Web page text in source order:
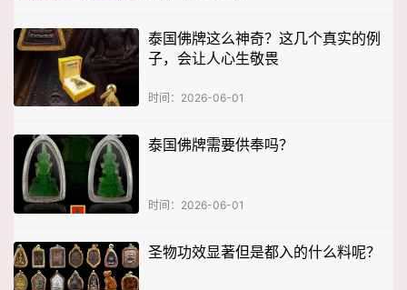
泰国佛牌这么神奇？这几个真实的例
子，会让人心生敬畏
时间：2026-06-01
泰国佛牌需要供奉吗？
时间：2026-06-01
圣物功效显著但是都入的什么料呢？